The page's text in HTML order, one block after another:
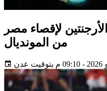
لإقصاء مصر
من المونديال